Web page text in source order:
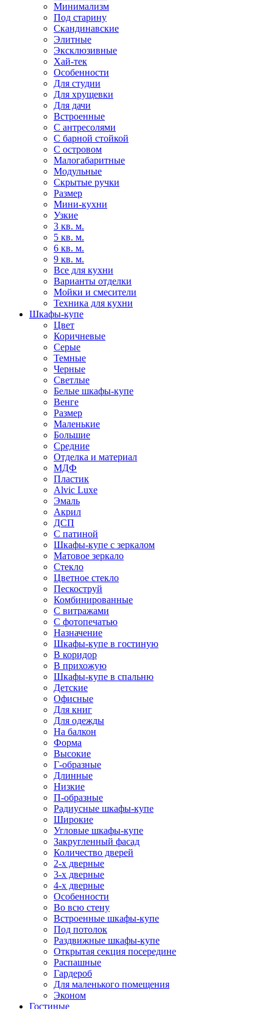
Минимализм
Под старину
Скандинавские
Элитные
Эксклюзивные
Хай-тек
Особенности
Для студии
Для хрущевки
Для дачи
Встроенные
С антресолями
С барной стойкой
С островом
Малогабаритные
Модульные
Скрытые ручки
Размер
Мини-кухни
Узкие
3 кв. м.
5 кв. м.
6 кв. м.
9 кв. м.
Все для кухни
Варианты отделки
Мойки и смесители
Техника для кухни
Шкафы-купе
Цвет
Коричневые
Серые
Темные
Черные
Светлые
Белые шкафы-купе
Венге
Размер
Маленькие
Большие
Средние
Отделка и материал
МДФ
Пластик
Alvic Luxe
Эмаль
Акрил
ДСП
С патиной
Шкафы-купе с зеркалом
Матовое зеркало
Стекло
Цветное стекло
Пескоструй
Комбинированные
С витражами
С фотопечатью
Назначение
Шкафы-купе в гостиную
В коридор
В прихожую
Шкафы-купе в спальню
Детские
Офисные
Для книг
Для одежды
На балкон
Форма
Высокие
Г-образные
Длинные
Низкие
П-образные
Радиусные шкафы-купе
Широкие
Угловые шкафы-купе
Закругленный фасад
Количество дверей
2-х дверные
3-х дверные
4-х дверные
Особенности
Во всю стену
Встроенные шкафы-купе
Под потолок
Раздвижные шкафы-купе
Открытая секция посередине
Распашные
Гардероб
Для маленького помещения
Эконом
Гостиные